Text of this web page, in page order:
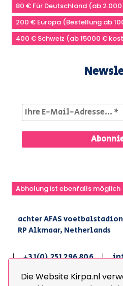
Die Website Kirpa.nl
80 € Für Deutschland (ab
200 € Europa (Bestellung ab
400 € Schweiz (ab 15000 €
Abholung ist ebenfalls möglich
achter AFAS
RP Alkmaar, Netherlands
| +31(0) 251 296 806 |
© 2026 Kirpa. All Rights